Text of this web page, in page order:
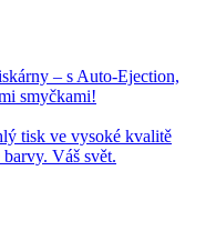
– s Auto-Ejection,
smyčkami!
tisk ve vysoké kvalitě
Váš svět.